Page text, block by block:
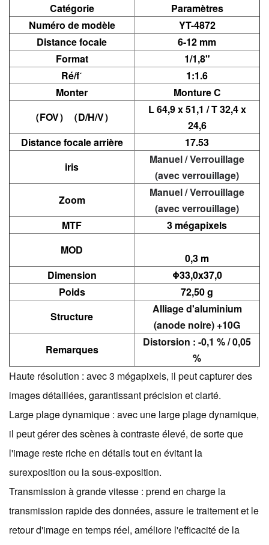
Catégorie
Paramètres
Numéro de modèle
YT-4872
Distance focale
6-12 mm
Format
1/1,8"
Ré/fˊ
1:1.6
Monter
Monture C
（FOV）（D/H/V）
L 64,9 x 51,1 / T 32,4 x
24,6
Distance focale arrière
17.53
iris
Manuel / Verrouillage
(avec verrouillage)
Zoom
Manuel / Verrouillage
(avec verrouillage)
MTF
3 mégapixels
MOD
0,3 m
Dimension
Φ33,0x37,0
Poids
72,50 g
Structure
Alliage d'aluminium
(anode noire) +10G
Remarques
Distorsion : -0,1 % / 0,05
%
Haute résolution : avec 3 mégapixels, il peut capturer des
images détaillées, garantissant précision et clarté.
Large plage dynamique : avec une large plage dynamique,
il peut gérer des scènes à contraste élevé, de sorte que
l'image reste riche en détails tout en évitant la
surexposition ou la sous-exposition.
Transmission à grande vitesse : prend en charge la
transmission rapide des données, assure le traitement et le
retour d'image en temps réel, améliore l'efficacité de la